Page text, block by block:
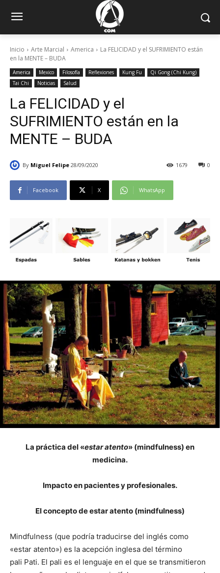
Inicio Arte Marcial America
La FELICIDAD y el SUFRIMIENTO están
en la MENTE – BUDA
America Mexico Filosofía Reflexiones Kung Fu
Qi Gong (Chi Kung)
Tai Chi
Noticias Salud
La FELICIDAD y el
SUFRIMIENTO están en la
MENTE – BUDA
By Miguel Felipe 28/09/2020 0
1679
Facebook X WhatsApp
La práctica del «estar atento» (mindfulness) en
medicina.
Impacto en pacientes y profesionales.
El concepto de estar atento (mindfulness)
Mindfulness (que podría traducirse del inglés como
«estar atento») es la acepción inglesa del término
pali Pati. El pali es el lenguaje en el que se transmitieron